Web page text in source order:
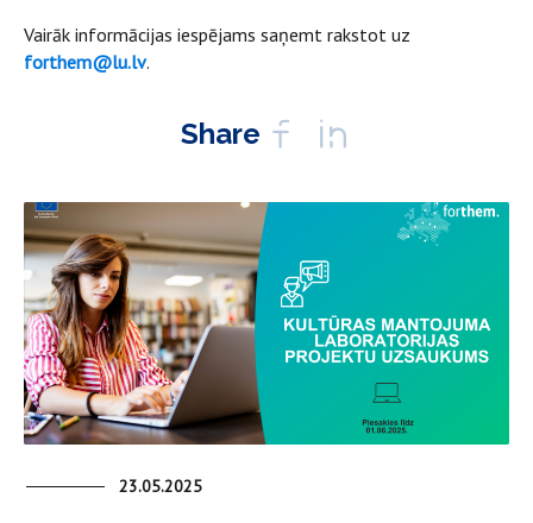
Vairāk informācijas iespējams saņemt rakstot uz
forthem@lu.lv.
Share
23.05.2025